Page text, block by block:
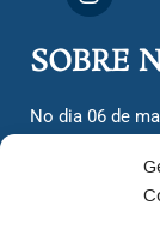
SOBRE
No dia 06 de
cidadãos
dois jornais.